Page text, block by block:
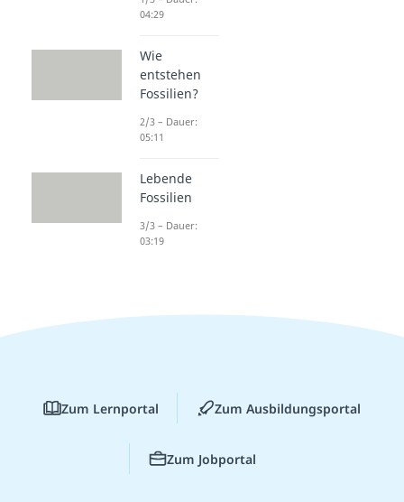
04:29
Wie
entstehen
Fossilien?
2/3 – Dauer:
05:11
Lebende
Fossilien
3/3 – Dauer:
03:19
Zum Lernportal Zum Ausbildungsportal
Zum Jobportal